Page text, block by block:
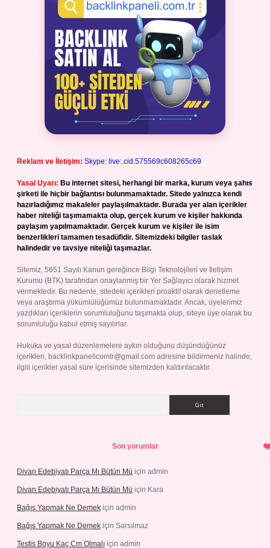
Reklam ve İletişim: Skype: live:.cid.575569c608265c69
Yasal Uyarı: Bu internet sitesi, herhangi bir marka, kurum veya şahıs
şirketi ile hiçbir bağlantısı bulunmamaktadır. Sitede yalnızca kendi
hazırladığımız makaleler paylaşılmaktadır. Burada yer alan içerikler
haber niteliği taşımamakta olup, gerçek kurum ve kişiler hakkında
paylaşım yapılmamaktadır. Gerçek kurum ve kişiler ile isim
benzerlikleri tamamen tesadüfidir. Sitemizdeki bilgiler taslak
halindedir ve tavsiye niteliği taşımazlar.
Sitemiz, 5651 Sayılı Kanun gereğince Bilgi Teknolojileri ve İletişim
Kurumu (BTK) tarafından onaylanmış bir Yer Sağlayıcı olarak hizmet
vermektedir. Bu nedenle, sitedeki içerikleri proaktif olarak denetleme
veya araştırma yükümlülüğümüz bulunmamaktadır. Ancak, üyelerimiz
yazdıkları içeriklerin sorumluluğunu taşımakta olup, siteye üye olarak bu
sorumluluğu kabul etmiş sayılırlar.
Hukuka ve yasal düzenlemelere aykırı olduğunu düşündüğünüz
içerikleri, backlinkpanelicomtr@gmail.com adresine bildirmeniz halinde,
ilgili içerikler yasal süre içerisinde sitemizden kaldırılacaktır.
Son yorumlar
Divan Edebiyatı Parça Mı Bütün Mü için admin
Divan Edebiyatı Parça Mı Bütün Mü için Kara
Bağış Yapmak Ne Demek için admin
Bağış Yapmak Ne Demek için Sarsılmaz
Testis Boyu Kaç Cm Olmalı için admin